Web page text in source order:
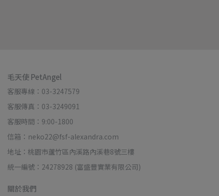
毛天使 PetAngel
客服專線：03-3247579
客服傳真：03-3249091
客服時間：9:00-1800
信箱：neko22@fsf-alexandra.com
地址：桃園市蘆竹區內溪路內溪巷8號三樓
統一編號：24278928 (富盛豐實業有限公司)
關於我們